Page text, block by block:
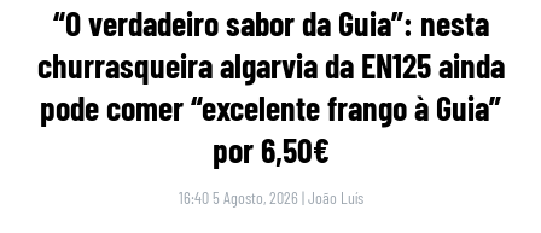
“O verdadeiro sabor da Guia”: nesta
churrasqueira algarvia da EN125 ainda
pode comer “excelente frango à Guia”
por 6,50€
16:40 5 Agosto, 2026 |João Luís